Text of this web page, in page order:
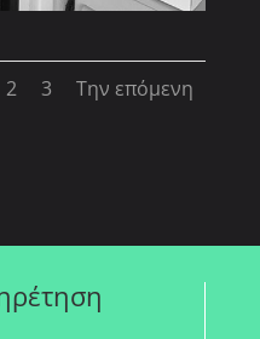
2 3 Την επόμενη